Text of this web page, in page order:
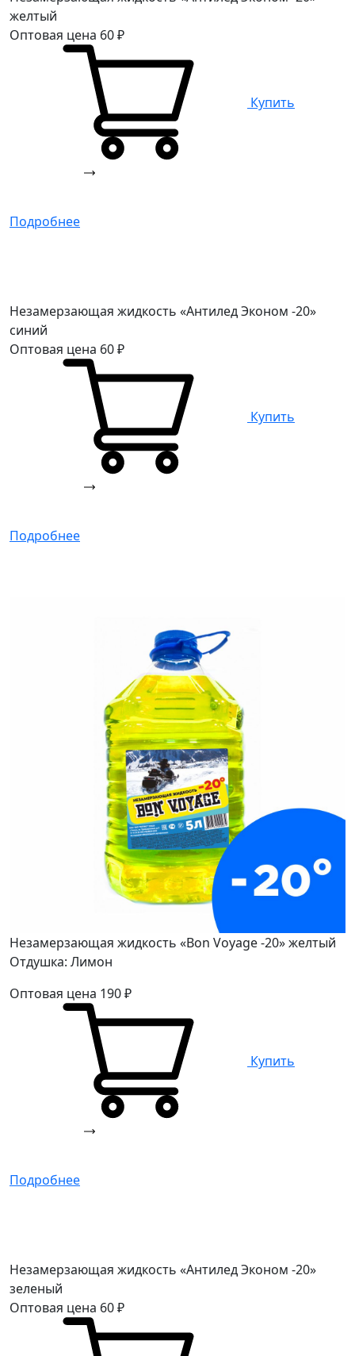
желтый
Оптовая цена 60₽
Купить
Подробнее
Незамерзающая жидкость «Антилед Эконом -20»
синий
Оптовая цена 60₽
Купить
Подробнее
Незамерзающая жидкость «Bon Voyage -20» желтый
Отдушка: Лимон
Оптовая цена 190₽
Купить
Подробнее
Незамерзающая жидкость «Антилед Эконом -20»
зеленый
Оптовая цена 60₽